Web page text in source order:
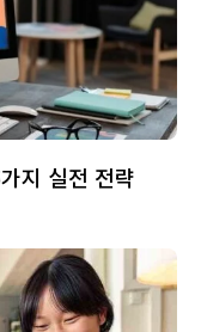
지 실전 전략